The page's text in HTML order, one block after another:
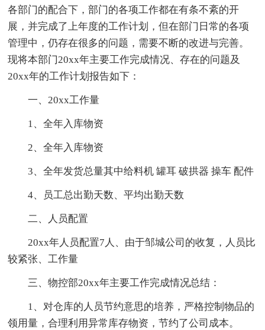
各部门的配合下，部门的各项工作都在有条不紊的开
展，并完成了上年度的工作计划，但在部门日常的各项
管理中，仍存在很多的问题，需要不断的改进与完善。
现将本部门20xx年主要工作完成情况、存在的问题及
20xx年的工作计划报告如下：
一、20xx工作量
1、全年入库物资
2、全年入库物资
3、全年发货总量其中给料机 罐耳 破拱器 操车 配件
4、员工总出勤天数、平均出勤天数
二、人员配置
20xx年人员配置7人、由于邹城公司的收复，人员比
较紧张、工作量
三、物控部20xx年主要工作完成情况总结：
1、对仓库的人员节约意思的培养，严格控制物品的
领用量，合理利用异常库存物资，节约了公司成本。